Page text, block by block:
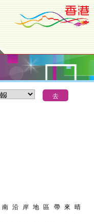
沿 岸 地 區 帶 來 晴